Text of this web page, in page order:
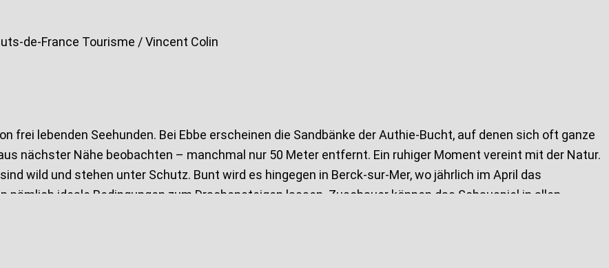
de-France Tourisme / Vincent Colin
frei lebenden Seehunden. Bei Ebbe erscheinen die Sandbänke der Authie-Bucht, auf denen sich oft ganze
nächster Nähe beobachten – manchmal nur 50 Meter entfernt. Ein ruhiger Moment vereint mit der Natur.
wild und stehen unter Schutz. Bunt wird es hingegen in Berck-sur-Mer, wo jährlich im April das
ideale Bedingungen zum Drachensteigen lassen. Zuschauer können das Schauspiel in allen